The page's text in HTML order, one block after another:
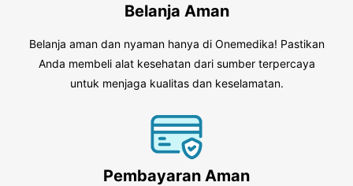
Belanja Aman
Belanja aman dan nyaman hanya di Onemedika! Pastikan
Anda membeli alat kesehatan dari sumber terpercaya
untuk menjaga kualitas dan keselamatan.
Pembayaran Aman